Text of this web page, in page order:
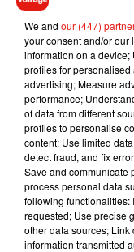
7
7
We and our (447)
your consent and/or our
information on a
profiles for
advertising; Measure
performance;
of data from different
profiles to personalise
content; Use limited
detect fraud, and fix
Save and communicate
process personal data
following functionalities:
requested; Use precise
other data sources;
information transmitted